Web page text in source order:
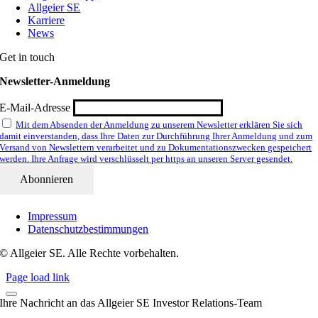
Allgeier SE
Karriere
News
Get in touch
Newsletter-Anmeldung
E-Mail-Adresse
Mit dem Absenden der Anmeldung zu unserem Newsletter erklären Sie sich
damit einverstanden, dass Ihre Daten zur Durchführung Ihrer Anmeldung und zum
Versand von Newslettern verarbeitet und zu Dokumentationszwecken gespeichert
werden. Ihre Anfrage wird verschlüsselt per https an unseren Server gesendet.
Impressum
Datenschutzbestimmungen
© Allgeier SE. Alle Rechte vorbehalten.
Page load link
Ihre Nachricht an das Allgeier SE Investor Relations-Team